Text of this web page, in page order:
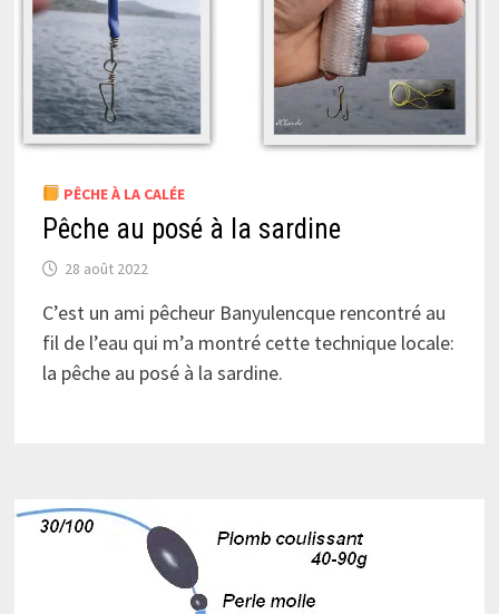
PÊCHE À LA CALÉE
Pêche au posé à la sardine
28 août 2022
C’est un ami pêcheur Banyulencque rencontré au
fil de l’eau qui m’a montré cette technique locale:
la pêche au posé à la sardine.